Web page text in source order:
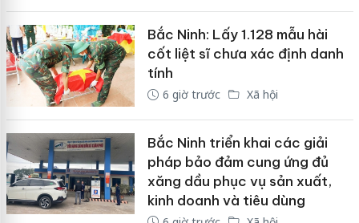
Bắc Ninh: Lấy 1.128 mẫu hài
cốt liệt sĩ chưa xác định danh
tính
6 giờ trước Xã hội
Bắc Ninh triển khai các giải
pháp bảo đảm cung ứng đủ
xăng dầu phục vụ sản xuất,
kinh doanh và tiêu dùng